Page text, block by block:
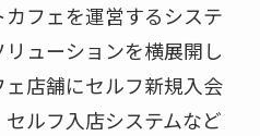
フェを運営するシステ
ューションを横展開し
店舗にセルフ新規入会
ルフ入店システムなど